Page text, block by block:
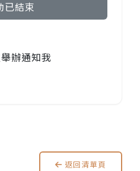
已結束
辦通知我
返回清單頁